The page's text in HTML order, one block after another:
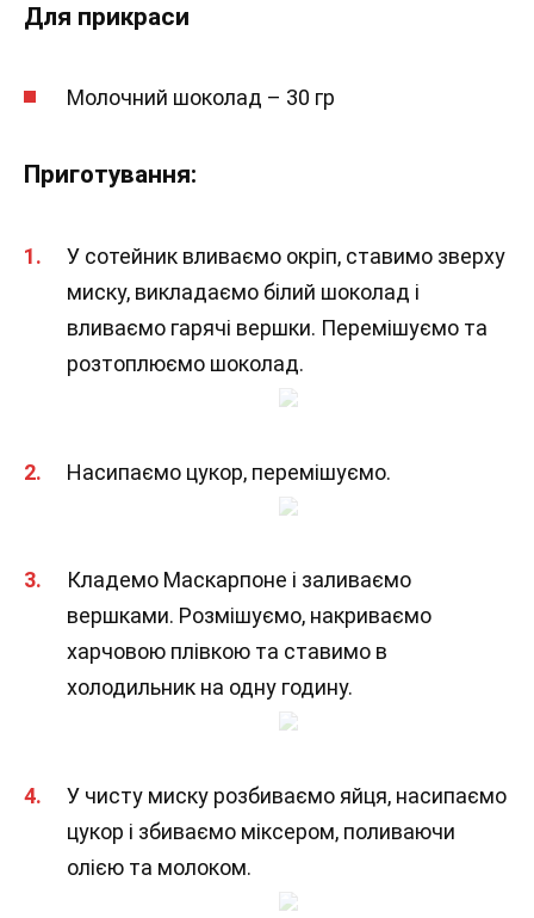
Для прикраси
Молочний шоколад – 30 гр
Приготування:
У сотейник вливаємо окріп, ставимо зверху
миску, викладаємо білий шоколад і
вливаємо гарячі вершки. Перемішуємо та
розтоплюємо шоколад.
Насипаємо цукор, перемішуємо.
Кладемо Маскарпоне і заливаємо
вершками. Розмішуємо, накриваємо
харчовою плівкою та ставимо в
холодильник на одну годину.
У чисту миску розбиваємо яйця, насипаємо
цукор і збиваємо міксером, поливаючи
олією та молоком.